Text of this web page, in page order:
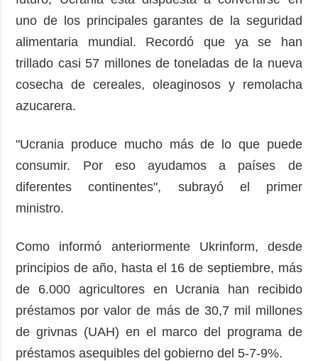
uno de los principales garantes de la seguridad
alimentaria mundial. Recordó que ya se han
trillado casi 57 millones de toneladas de la nueva
cosecha de cereales, oleaginosos y remolacha
azucarera.
"Ucrania produce mucho más de lo que puede
consumir. Por eso ayudamos a países de
diferentes continentes", subrayó el primer
ministro.
Como informó anteriormente Ukrinform, desde
principios de año, hasta el 16 de septiembre, más
de 6.000 agricultores en Ucrania han recibido
préstamos por valor de más de 30,7 mil millones
de grivnas (UAH) en el marco del programa de
préstamos asequibles del gobierno del 5-7-9%.